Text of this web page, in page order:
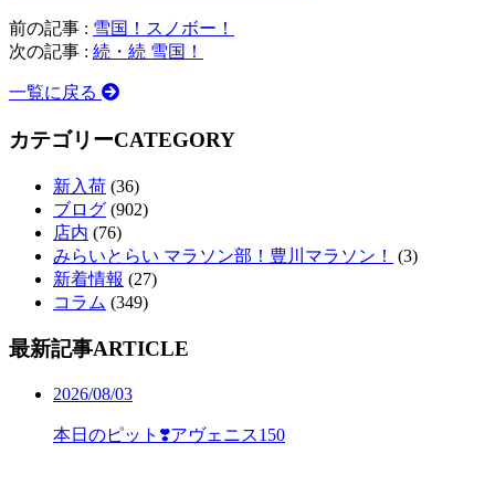
前の記事 : 雪国！スノボー！
次の記事 : 続・続 雪国！
一覧に戻る
カテゴリーCATEGORY
新入荷 (36)
ブログ (902)
店内 (76)
みらいとらい マラソン部！豊川マラソン！
(3)
新着情報 (27)
コラム (349)
最新記事ARTICLE
2026/08/03
本日のピット❣️アヴェニス150